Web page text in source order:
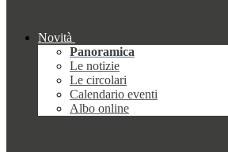
Novità
Panoramica
Le notizie
Le circolari
Calendario eventi
Albo online